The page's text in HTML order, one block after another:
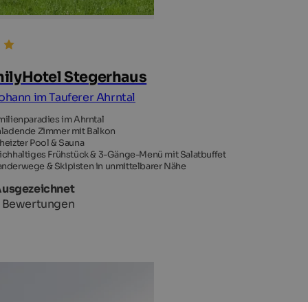
Stegerhaus
im Tauferer Ahrntal
im Ahrntal
Zimmer mit Balkon
Pool & Sauna
Frühstück & 3-Gänge-Menü mit Salatbuffet
& Skipisten in unmittelbarer Nähe
Bewertungen